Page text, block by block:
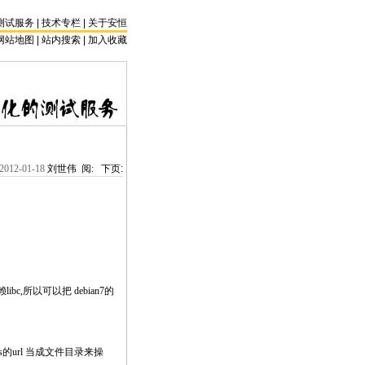
试服务 技术专栏
关于安恒
站地图 | 站内搜索 加入收藏
2012-01-18 刘世伟 阅: 下页:
所以可以把 debian7的
的url 当成文件目录来操